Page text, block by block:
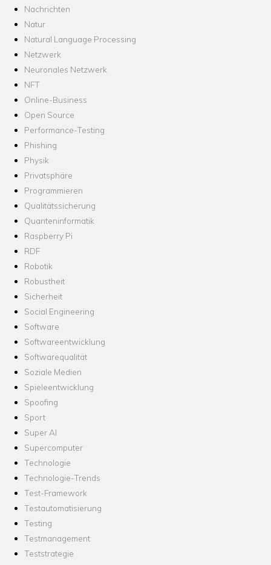
Nachrichten
Natur
Natural Language Processing
Netzwerk
Neuronales Netzwerk
NFT
Online-Business
Open Source
Performance-Testing
Phishing
Physik
Privatsphäre
Programmieren
Qualitätssicherung
Quanteninformatik
Raspberry Pi
RDF
Robotik
Robustheit
Sicherheit
Social Engineering
Software
Softwareentwicklung
Softwarequalität
Soziale Medien
Spieleentwicklung
Spoofing
Sport
Super AI
Supercomputer
Technologie
Technologie-Trends
Test-Framework
Testautomatisierung
Testing
Testmanagement
Teststrategie